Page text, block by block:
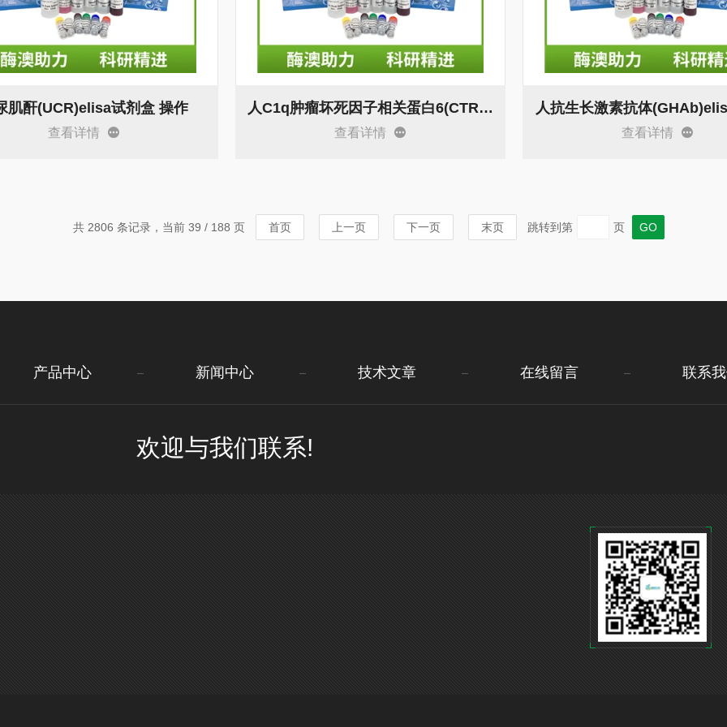
肌酐(UCR)elisa试剂盒 操作
查看详情
人C1q肿瘤坏死因子相关蛋白6(CTRP6)elisa试剂盒 说明书
查看详情
人抗生长激素抗体
查看详情
共 2806 条记录，当前 39 / 188 页 首页 上一页 下一页 末页 跳转到第 页
产品中心 新闻中心 技术文章 在线留言 联系
欢迎与我们联系!